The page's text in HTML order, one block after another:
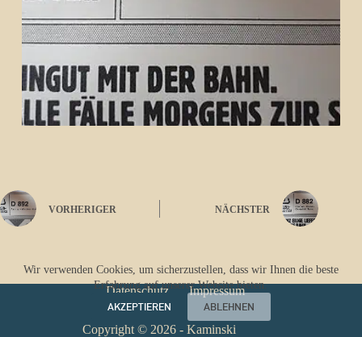
Wir verwenden Cookies, um sicherzustellen, dass wir Ihnen die beste
Erfahrung auf unserer Website bieten.
AKZEPTIEREN
ABLEHNEN
VORHERIGER NÄCHSTER
Datenschutz Impressum
Copyright © 2026 - Kaminski